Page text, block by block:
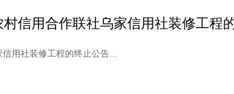
信用合作联社乌家信用社装修工程
用社装修工程的终止公告...